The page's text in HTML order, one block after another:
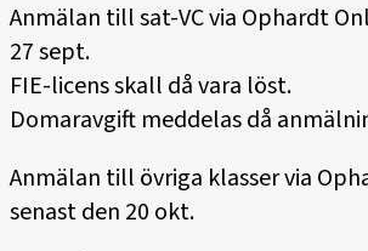
Anmälan till sat-VC via Ophardt
27 sept.
FIE-licens skall då vara löst.
Domaravgift meddelas då
Anmälan till övriga klasser via
senast den 20 okt.